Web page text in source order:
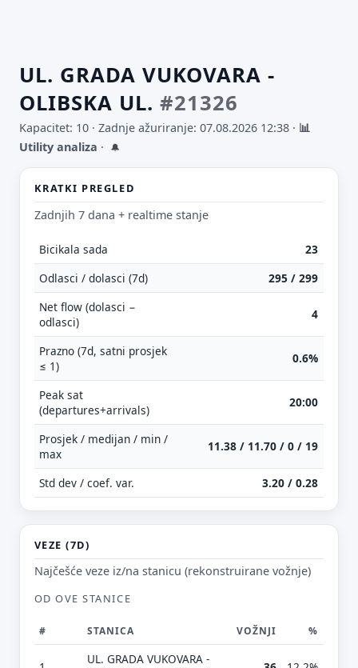
UL. GRADA VUKOVARA -
OLIBSKA UL.#21326
Kapacitet: 10 · Zadnje ažuriranje: 07.08.2026 12:38 · 📊
Utility analiza · 🔔
KRATKI PREGLED
Zadnjih 7 dana + realtime stanje
Bicikala sada
23
Odlasci / dolasci (7d)
295 / 299
Net flow (dolasci −
odlasci)
4
Prazno (7d, satni prosjek
≤ 1)
0.6%
Peak sat
(departures+arrivals)
20:00
Prosjek / medijan / min /
max
11.38 / 11.70 / 0 / 19
Std dev / coef. var. 3.20 / 0.28
VEZE (7D)
Najčešće veze iz/na stanicu (rekonstruirane vožnje)
OD OVE STANICE
# STANICA VOŽNJI %
UL. GRADA VUKOVARA -